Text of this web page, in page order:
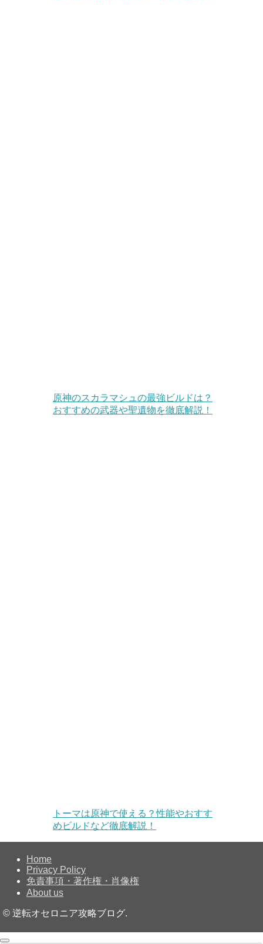
原神のスカラマシュの最強ビルドは？
おすすめの武器や聖遺物を徹底解説！
トーマは原神で使える？性能やおすす
めビルドなど徹底解説！
Home
Privacy Policy
免責事項・著作権・肖像権
About us
© 逆転オセロニア攻略ブログ.